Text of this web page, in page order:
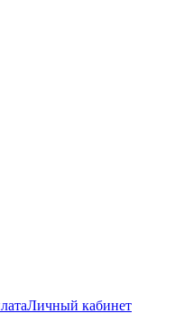
Личный кабинет